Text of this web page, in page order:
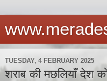
TUESDAY, 4 FEBRUARY 2025
शराब की मछलियाँ देश